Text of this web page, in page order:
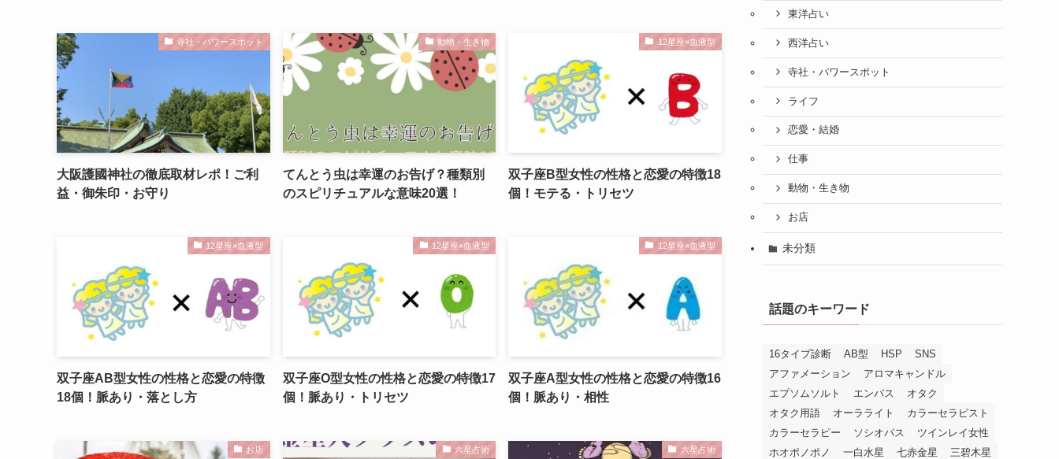
寺社・パワースポット
大阪護國神社の徹底取材レポ！ご利
益・御朱印・お守り
動物・生き物
てんとう虫は幸運のお告げ？種類別
のスピリチュアルな意味20選！
12星座×血液型
双子座B型女性の性格と恋愛の特徴18
個！モテる・トリセツ
12星座×血液型
双子座AB型女性の性格と恋愛の特徴
18個！脈あり・落とし方
12星座×血液型
双子座O型女性の性格と恋愛の特徴17
個！脈あり・トリセツ
12星座×血液型
双子座A型女性の性格と恋愛の特徴16
個！脈あり・相性
お店 六星占術 六星占術
東洋占い
西洋占い
寺社・パワースポット
ライフ
恋愛・結婚
仕事
動物・生き物
お店
未分類
話題のキーワード
16タイプ診断 AB型 HSP
SNS
アファメーション
アロマキャンドル
エプソムソルト
エンパス
オタク
オタク用語
オーラライト
カラーセラピスト
カラーセラピー
ソシオパス
ツインレイ女性
ホオポノポノ
一白水星 七赤金星
三碧木星